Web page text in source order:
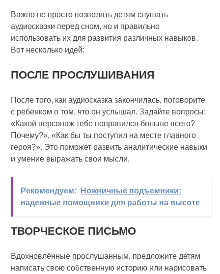
Важно не просто позволять детям слушать
аудиосказки перед сном, но и правильно
использовать их для развития различных навыков.
Вот несколько идей:
ПОСЛЕ ПРОСЛУШИВАНИЯ
После того, как аудиосказка закончилась, поговорите
с ребенком о том, что он услышал. Задайте вопросы:
«Какой персонаж тебе понравился больше всего?
Почему?», «Как бы ты поступил на месте главного
героя?». Это поможет развить аналитические навыки
и умение выражать свои мысли.
Рекомендуем:
Ножничные подъемники:
надежные помощники для работы на высоте
ТВОРЧЕСКОЕ ПИСЬМО
Вдохновлённые прослушанным, предложите детям
написать свою собственную историю или нарисовать